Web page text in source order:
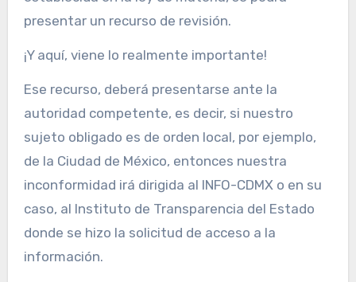
presentar un recurso de revisión.
¡Y aquí, viene lo realmente importante!
Ese recurso, deberá presentarse ante la
autoridad competente, es decir, si nuestro
sujeto obligado es de orden local, por ejemplo,
de la Ciudad de México, entonces nuestra
inconformidad irá dirigida al INFO-CDMX o en su
caso, al Instituto de Transparencia del Estado
donde se hizo la solicitud de acceso a la
información.